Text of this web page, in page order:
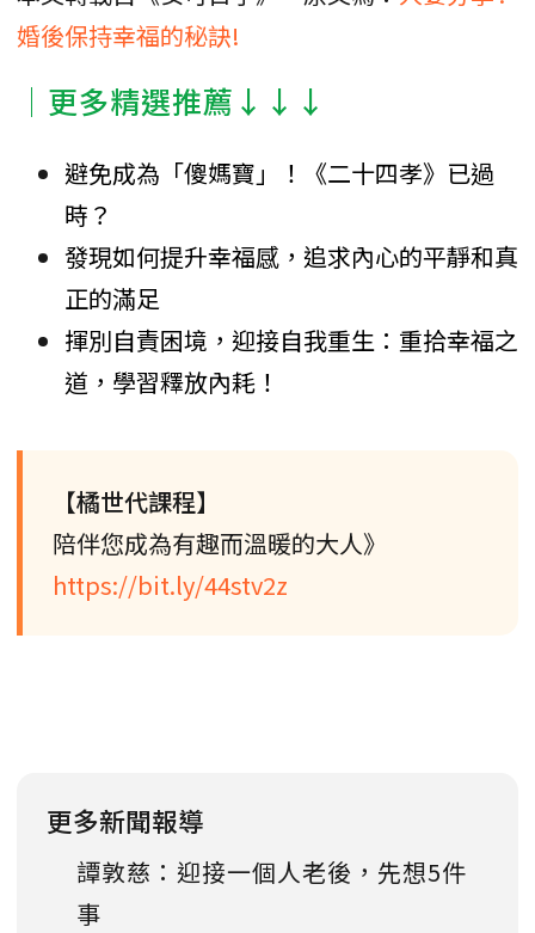
婚後保持幸福的秘訣!
│更多精選推薦↓↓↓
避免成為「傻媽寶」！《二十四孝》已過
時？
發現如何提升幸福感，追求內心的平靜和真
正的滿足
揮別自責困境，迎接自我重生：重拾幸福之
道，學習釋放內耗！
【橘世代課程】
陪伴您成為有趣而溫暖的大人》
https://bit.ly/44stv2z
更多新聞報導
譚敦慈：迎接一個人老後，先想5件
事